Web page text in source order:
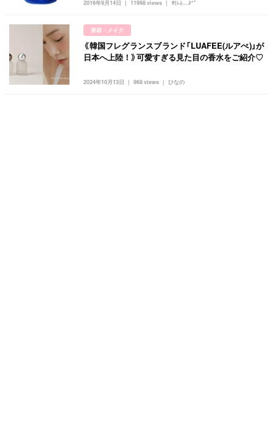
2016年9月14日 히나...♪*ﾟ
11998 views
美容・メイク
2024年10月13日 ひなの
968 views
《韓国フレグランスブランド「LUAFEE(ルアぺ)」が
日本へ上陸！》可愛すぎる見た目の香水をご紹介♡